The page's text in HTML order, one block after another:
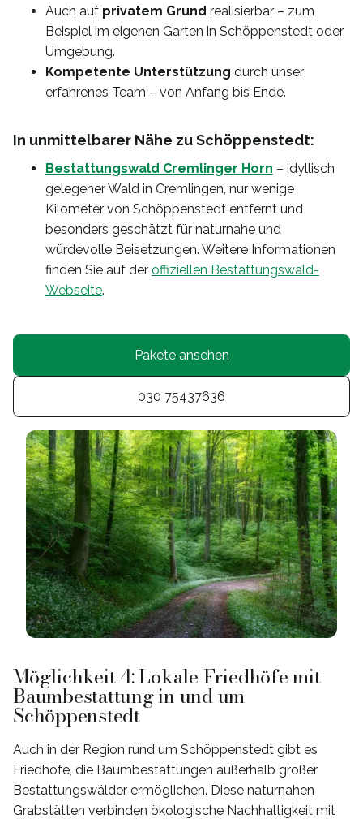
Auch auf privatem Grund realisierbar – zum
Beispiel im eigenen Garten in Schöppenstedt oder
Umgebung.
Kompetente Unterstützung durch unser
erfahrenes Team – von Anfang bis Ende.
In unmittelbarer Nähe zu Schöppenstedt:
Bestattungswald Cremlinger Horn – idyllisch
gelegener Wald in Cremlingen, nur wenige
Kilometer von Schöppenstedt entfernt und
besonders geschätzt für naturnahe und
würdevolle Beisetzungen. Weitere Informationen
finden Sie auf der offiziellen Bestattungswald-
Webseite.
Pakete ansehen
030 75437636
Möglichkeit 4: Lokale Friedhöfe mit
Baumbestattung in und um
Schöppenstedt
Auch in der Region rund um Schöppenstedt gibt es
Friedhöfe, die Baumbestattungen außerhalb großer
Bestattungswälder ermöglichen. Diese naturnahen
Grabstätten verbinden ökologische Nachhaltigkeit mit